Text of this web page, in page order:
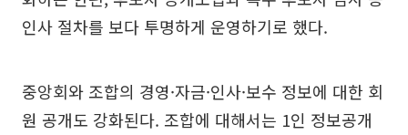
인사 절차를 보다 투명하게 운영하기로 했다.
중앙회와 조합의 경영·자금·인사·보수 정보에 대한 회
원 공개도 강화된다. 조합에 대해서는 1인 정보공개